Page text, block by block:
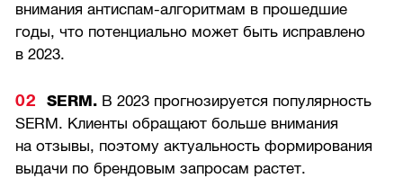
внимания антиспам-алгоритмам в прошедшие
годы, что потенциально может быть исправлено
в 2023.
SERM.В 2023 прогнозируется популярность
SERM. Клиенты обращают больше внимания
на отзывы, поэтому актуальность формирования
выдачи по брендовым запросам растет.